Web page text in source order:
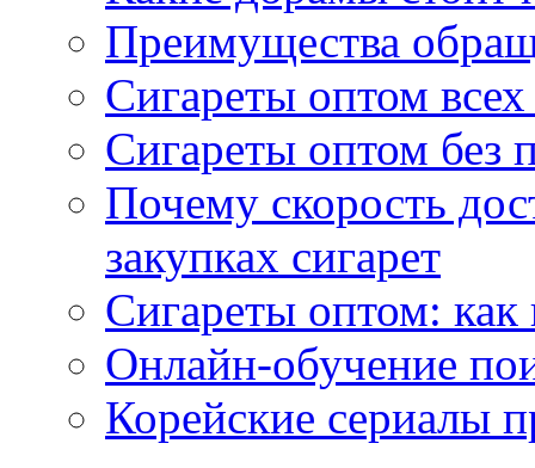
Преимущества
Сигареты оптом
Сигареты оптом без
Почему скорость
закупках сигарет
Сигареты оптом:
Онлайн-обучение
Корейские сериалы